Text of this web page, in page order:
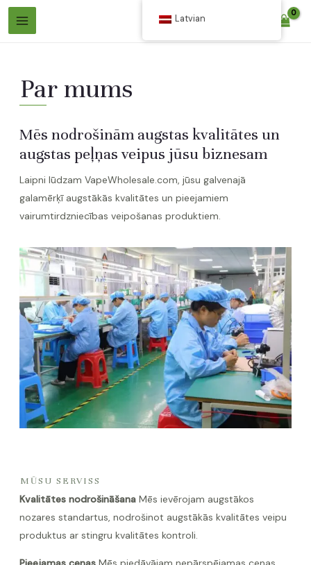
Pāriet
Galvenā
Par mums
Mēs nodrošinām augstas kvalitātes un
augstas peļņas veipus jūsu biznesam
Laipni lūdzam VapeWholesale.com, jūsu galvenajā
galamērķī augstākās kvalitātes un pieejamiem
vairumtirdzniecības veipošanas produktiem.
MŪSU SERVISS
Kvalitātes nodrošināšana Mēs ievērojam augstākos
nozares standartus, nodrošinot augstākās kvalitātes veipu
produktus ar stingru kvalitātes kontroli.
Latvian